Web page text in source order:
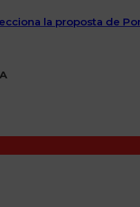
la proposta de